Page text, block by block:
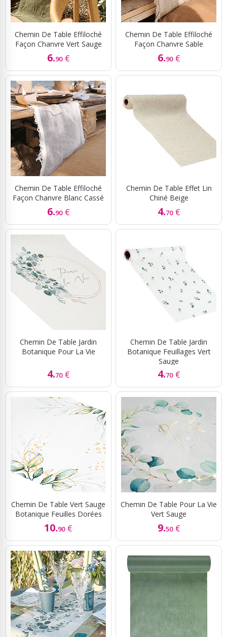
Chemin De Table Effiloché
Façon Chanvre Vert Sauge
6.90 €
Chemin De Table Effiloché
Façon Chanvre Sable
6.90 €
Chemin De Table Effiloché
Façon Chanvre Blanc Cassé
6.90 €
Chemin De Table Effet Lin
Chiné Beige
4.70 €
Chemin De Table Jardin
Botanique Pour La Vie
4.70 €
Chemin De Table Jardin
Botanique Feuillages Vert
Sauge
4.70 €
Chemin De Table Vert Sauge
Botanique Feuilles Dorées
10.90 €
Chemin De Table Pour La Vie
Vert Sauge
9.50 €